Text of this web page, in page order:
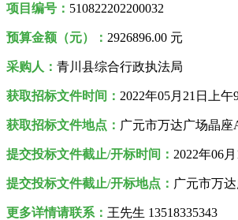
项目编号： 510822202200032
预算金额（元）： 2926896.00 元
采购人 ： 青川县综合行政执法局
获取招标文件时间： 2022年05月21日上午
获取招标文件地点 ： 广元市万达广场晶座
提交投标文件截止/开标时间： 2022年06
提交投标文件截止/开标地点： 广元市万
更多详情请联系： 王先生 13518335343